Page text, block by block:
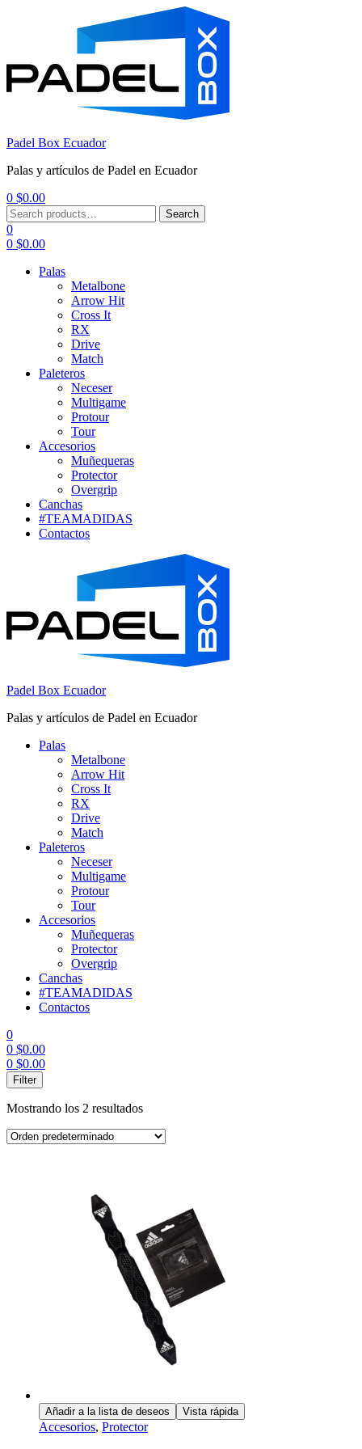
Padel Box Ecuador
Palas y artículos de Padel en Ecuador
0 $0.00
Menu
Search
for:
Search
0
0 $0.00
Palas
Metalbone
Arrow Hit
Cross It
RX
Drive
Match
Paleteros
Neceser
Multigame
Protour
Tour
Accesorios
Muñequeras
Protector
Overgrip
Canchas
#TEAMADIDAS
Contactos
Padel Box Ecuador
Palas y artículos de Padel en Ecuador
Palas
Metalbone
Arrow Hit
Cross It
RX
Drive
Match
Paleteros
Neceser
Multigame
Protour
Tour
Accesorios
Muñequeras
Protector
Overgrip
Canchas
#TEAMADIDAS
Contactos
0
0 $0.00
0 $0.00
Menu
Filter
Mostrando los 2 resultados
Añadir a la lista de deseos Vista rápida
Accesorios, Protector